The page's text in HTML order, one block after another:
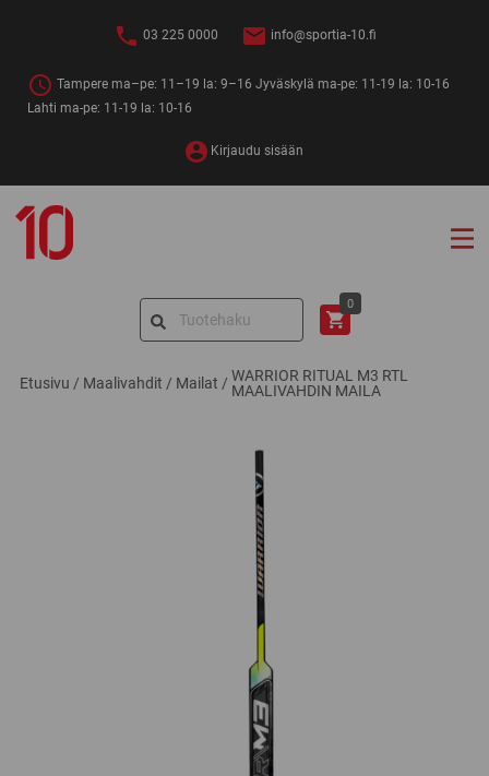
03 225 0000 info@sportia-10.fi
Tampere ma–pe: 11–19 la: 9–16 Jyväskylä ma-pe: 11-19 la: 10-16
Lahti ma-pe: 11-19 la: 10-16
Kirjaudu sisään
10
Search
0
Etusivu / Maalivahdit / Mailat / WARRIOR RITUAL M3 RTL
MAALIVAHDIN MAILA